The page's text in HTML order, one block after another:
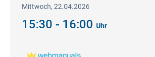
Mittwoch, 22.04.2026
15:30 - 16:00 Uhr